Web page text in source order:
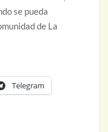
se pueda
de La
Telegram